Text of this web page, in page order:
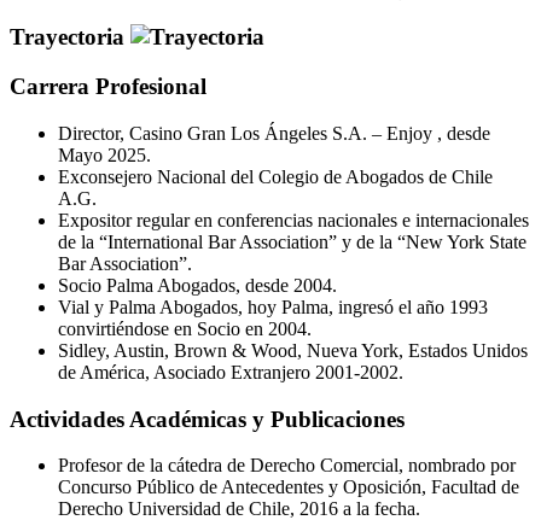
Trayectoria
Carrera Profesional
Director, Casino Gran Los Ángeles S.A. – Enjoy , desde
Mayo 2025.
Exconsejero Nacional del Colegio de Abogados de Chile
A.G.
Expositor regular en conferencias nacionales e internacionales
de la “International Bar Association” y de la “New York State
Bar Association”.
Socio Palma Abogados, desde 2004.
Vial y Palma Abogados, hoy Palma, ingresó el año 1993
convirtiéndose en Socio en 2004.
Sidley, Austin, Brown & Wood, Nueva York, Estados Unidos
de América, Asociado Extranjero 2001-2002.
Actividades Académicas y Publicaciones
Profesor de la cátedra de Derecho Comercial, nombrado por
Concurso Público de Antecedentes y Oposición, Facultad de
Derecho Universidad de Chile, 2016 a la fecha.